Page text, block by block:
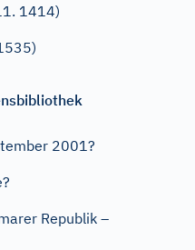
1414)
2001?
Republik –